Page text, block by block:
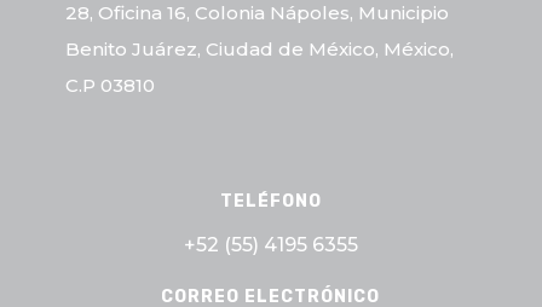
28, Oficina 16, Colonia Nápoles, Municipio
Benito Juárez, Ciudad de México, México,
C.P 03810
TELÉFONO
+52 (55) 4195 6355
CORREO ELECTRÓNICO